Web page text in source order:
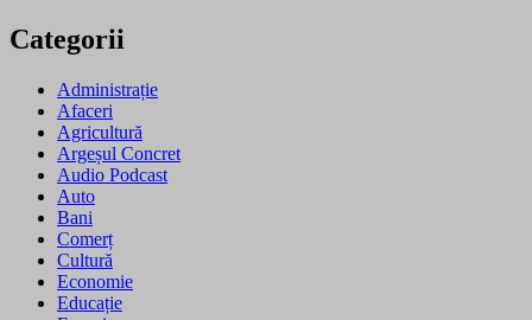
Categorii
Administrație
Afaceri
Agricultură
Argeșul Concret
Audio Podcast
Auto
Bani
Comerț
Cultură
Economie
Educație